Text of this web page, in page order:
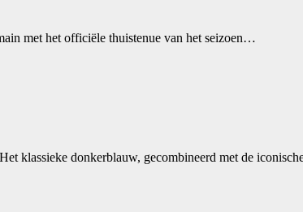
met het officiële thuistenue van het seizoen…
klassieke donkerblauw, gecombineerd met de